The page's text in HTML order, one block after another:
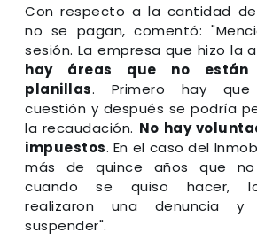
Con respecto a la cantidad
no se pagan, comentó:
sesión. La empresa que hizo la
hay áreas que no están
planillas. Primero hay
cuestión y después se podría
la recaudación. No hay
impuestos. En el caso del
más de quince años que
cuando se quiso hacer,
realizaron una denuncia
suspender".